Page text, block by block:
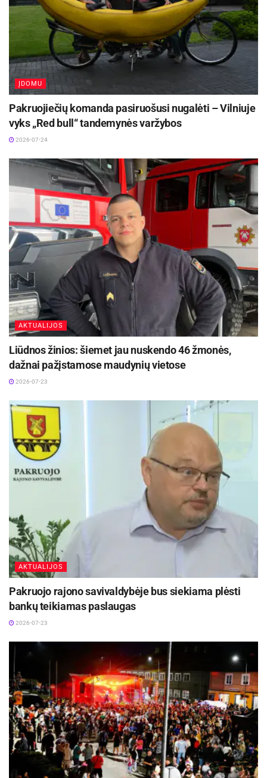
ĮDOMU
Pakruojiečių komanda pasiruošusi nugalėti – Vilniuje
vyks „Red bull“ tandemynės varžybos
2026-07-24
AKTUALIJOS
Liūdnos žinios: šiemet jau nuskendo 46 žmonės,
dažnai pažįstamose maudynių vietose
2026-07-23
AKTUALIJOS
Pakruojo rajono savivaldybėje bus siekiama plėsti
bankų teikiamas paslaugas
2026-07-23